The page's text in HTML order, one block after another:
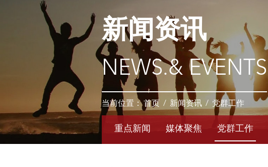
新闻资讯
NEWS.& EVENTS
当前位置：首页 / 新闻资讯 / 党群工作
重点新闻 媒体聚焦 党群工作